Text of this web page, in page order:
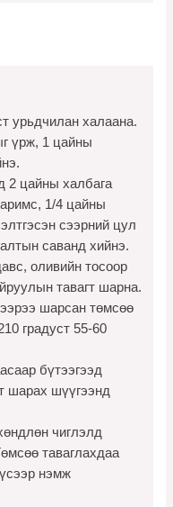
урьдчилан халаана.
үрж, 1 цайны
2 цайны халбага
1/4 цайны
сээрний цул
саванд хийнэ.
оливийн тосоор
тавагт шарна.
шарсан төмсөө
градуст 55-60
бүтээгээд
шарах шүүгээнд
чиглэлд
таваглахдаа
нэмж